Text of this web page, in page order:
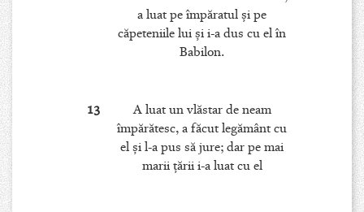
a luat pe împăratul şi pe
căpeteniile lui şi i-a dus cu el în
Babilon.
13
A luat un vlăstar de neam
împărătesc, a făcut legământ cu
el şi l-a pus să jure; dar pe mai
marii ţării i-a luat cu el